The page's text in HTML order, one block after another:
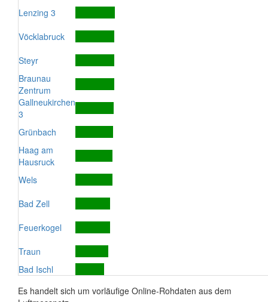
Lenzing 3
Vöcklabruck
Steyr
Braunau
Zentrum
Gallneukirchen
3
Grünbach
Haag am
Hausruck
Wels
Bad Zell
Feuerkogel
Traun
Bad Ischl
Es handelt sich um vorläufige Online-Rohdaten aus dem